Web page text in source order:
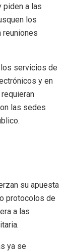
piden a las
los
reuniones
los servicios de
y en
las sedes
su apuesta
protocolos de
a las
ya se